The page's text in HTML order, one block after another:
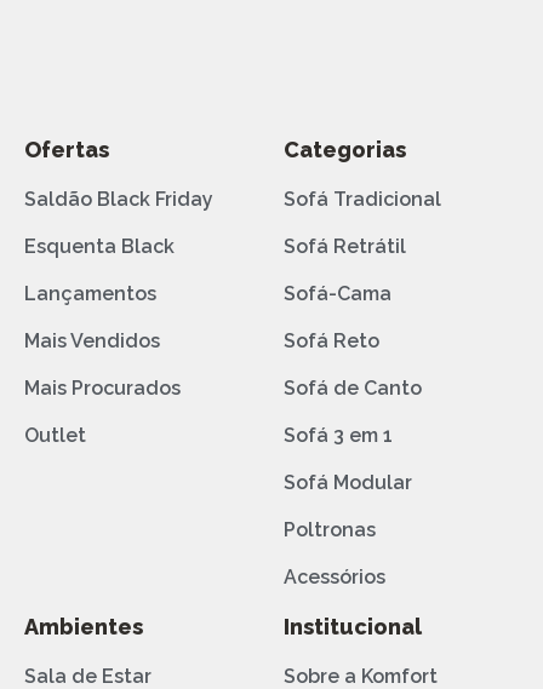
Ofertas
Saldão Black Friday
Esquenta Black
Lançamentos
Mais Vendidos
Mais Procurados
Outlet
Categorias
Sofá Tradicional
Sofá Retrátil
Sofá-Cama
Sofá Reto
Sofá de Canto
Sofá 3 em 1
Sofá Modular
Poltronas
Acessórios
Ambientes
Sala de Estar
Institucional
Sobre a Komfort